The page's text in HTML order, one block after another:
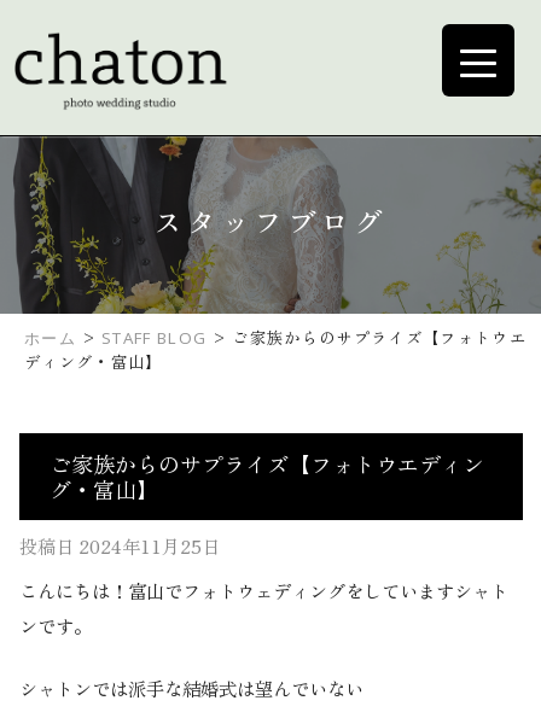
スタッフブログ
ホーム > STAFF BLOG > ご家族からのサプライズ【フォトウエ
ディング・富山】
ご家族からのサプライズ【フォトウエディン
グ・富山】
投稿日 2024年11月25日
こんにちは！富山でフォトウェディングをしていますシャト
ンです。
シャトンでは派手な結婚式は望んでいない